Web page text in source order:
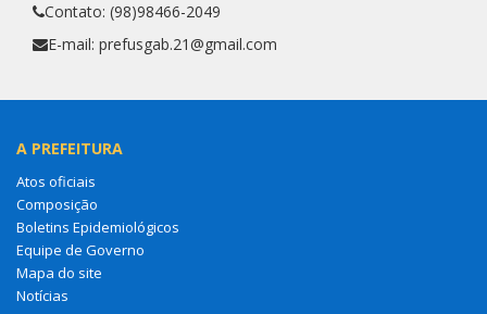
Contato: (98)98466-2049
E-mail: prefusgab.21@gmail.com
A PREFEITURA
Atos oficiais
Composição
Boletins Epidemiológicos
Equipe de Governo
Mapa do site
Notícias